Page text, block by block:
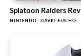
Splatoon Raiders
NINTENDO DAVID FIALHO -